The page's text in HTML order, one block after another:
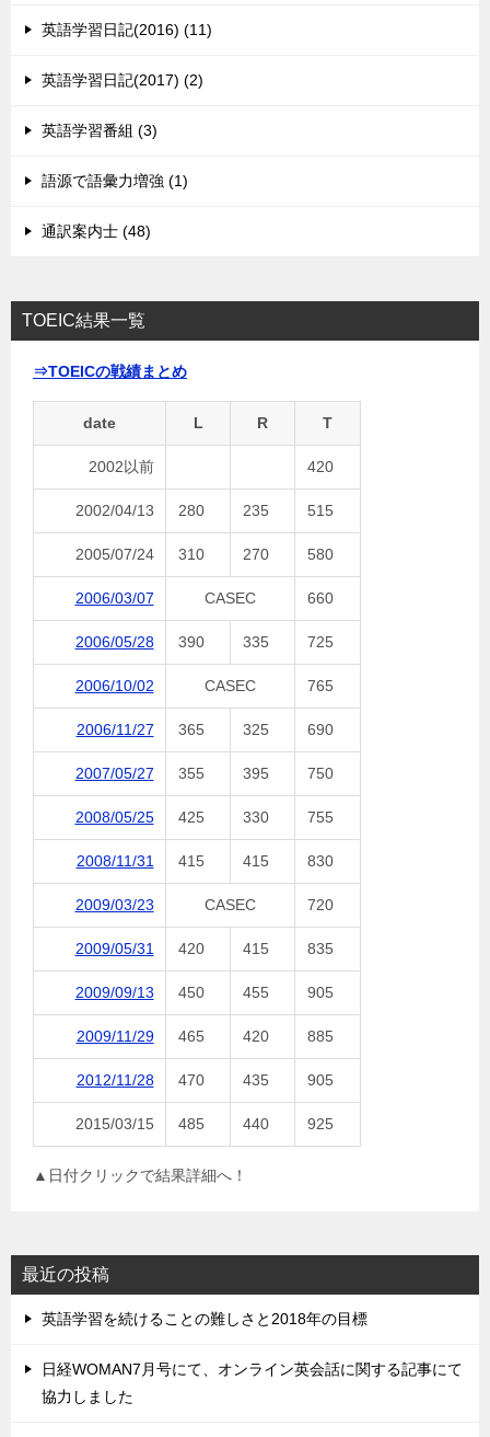
英語学習日記(2016) (11)
英語学習日記(2017) (2)
英語学習番組 (3)
語源で語彙力増強 (1)
通訳案内士 (48)
TOEIC結果一覧
⇒TOEICの戦績まとめ
date L R T
2002以前 420
2002/04/13 280 235 515
2005/07/24 310 270 580
2006/03/07 CASEC 660
2006/05/28 390 335 725
2006/10/02 CASEC 765
2006/11/27 365 325 690
2007/05/27 355 395 750
2008/05/25 425 330 755
2008/11/31 415 415 830
2009/03/23 CASEC 720
2009/05/31 420 415 835
2009/09/13 450 455 905
2009/11/29 465 420 885
2012/11/28 470 435 905
2015/03/15 485 440 925
▲日付クリックで結果詳細へ！
最近の投稿
英語学習を続けることの難しさと2018年の目標
日経WOMAN7月号にて、オンライン英会話に関する記事にて
協力しました